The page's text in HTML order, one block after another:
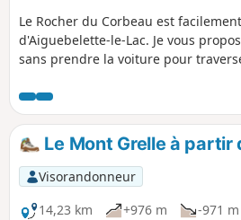
Le Rocher du Corbeau est
d'Aiguebelette-le-Lac. Je vous
sans prendre la voiture pour
un peu de dénivelé et en se
dans ce massif et d'en découvrir
François 1er. C'est une randonnée
particulièrement en hiver (quand il
profiter des sommets plus hauts)
essentiellement en forêt, le manque
de profiter de plus de points de vue.
Le Mont Grelle à partir
Visorandonneur
14,23 km
+976 m
-971 m